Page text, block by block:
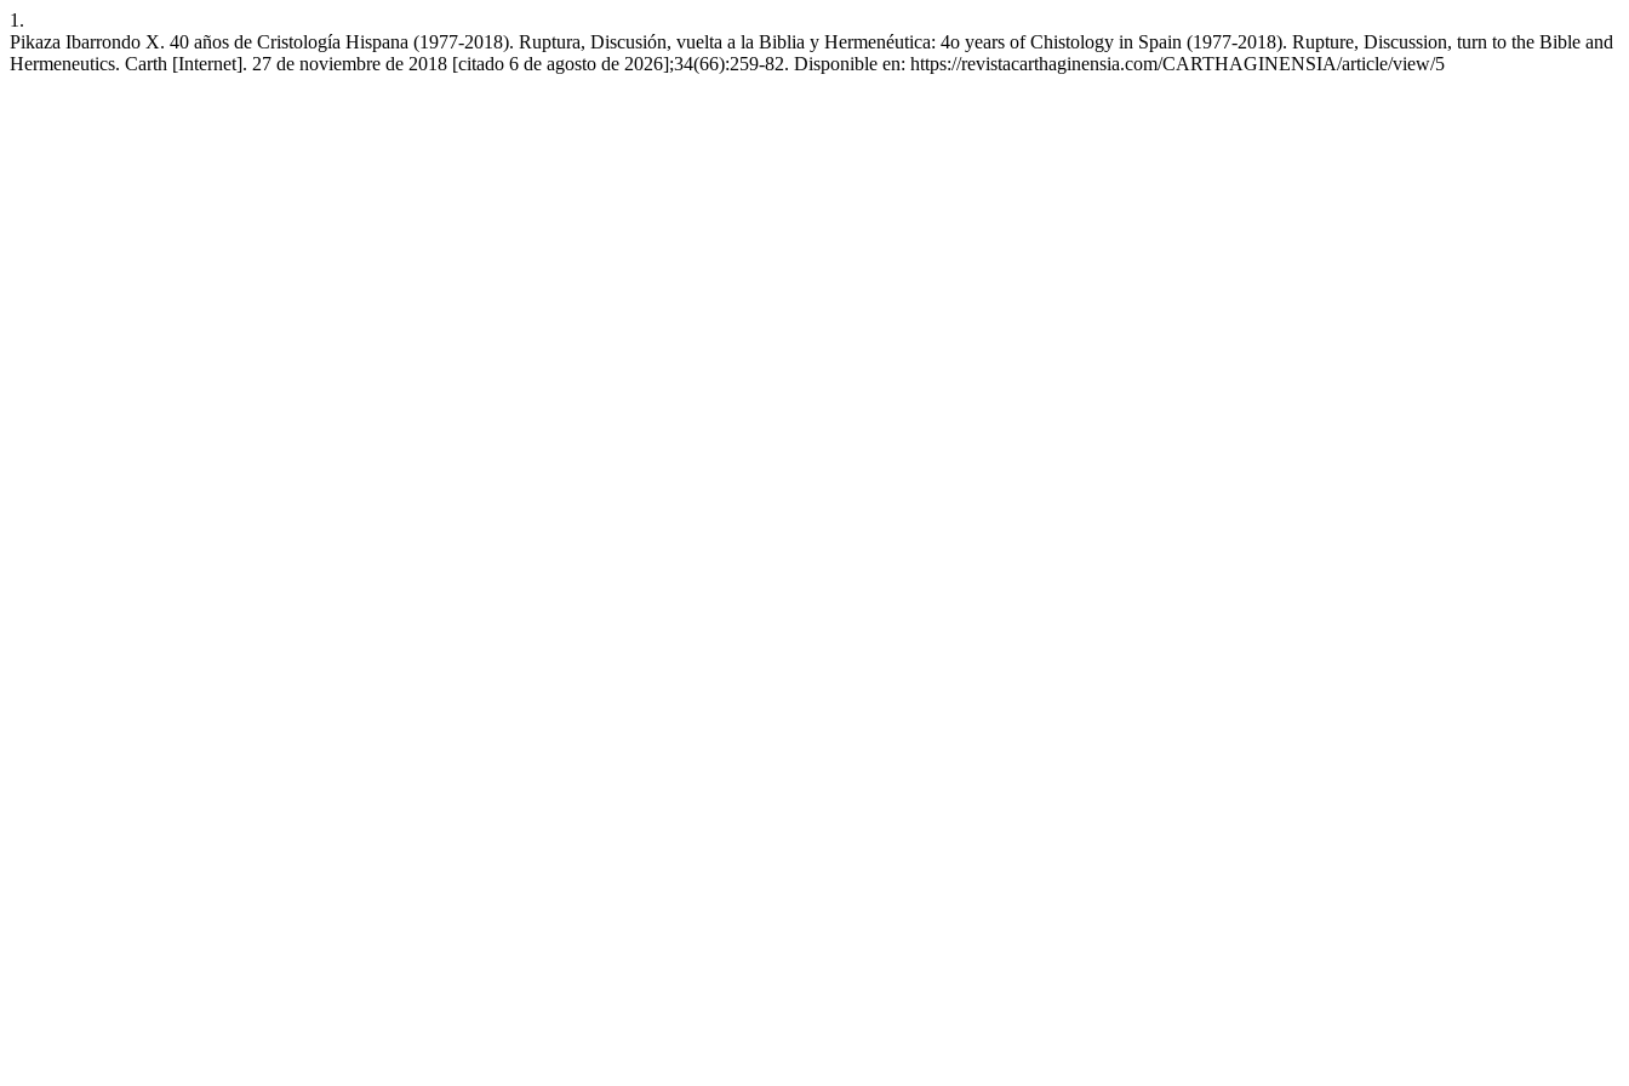
1.
Pikaza Ibarrondo X. 40 años de Cristología Hispana (1977-2018). Ruptura, Discusión, vuelta a la Biblia y Hermenéutica: 4o years of Chistology in Spain (1977-2018). Rupture, Discussion, turn to the Bible and
Hermeneutics. Carth [Internet]. 27 de noviembre de 2018 [citado 6 de agosto de 2026];34(66):259-82. Disponible en: https://revistacarthaginensia.com/CARTHAGINENSIA/article/view/5